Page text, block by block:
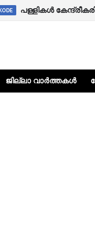
പള്ളികൾ
കനത്ത മഴ:
ജില്ലാ വാർത്തകൾ